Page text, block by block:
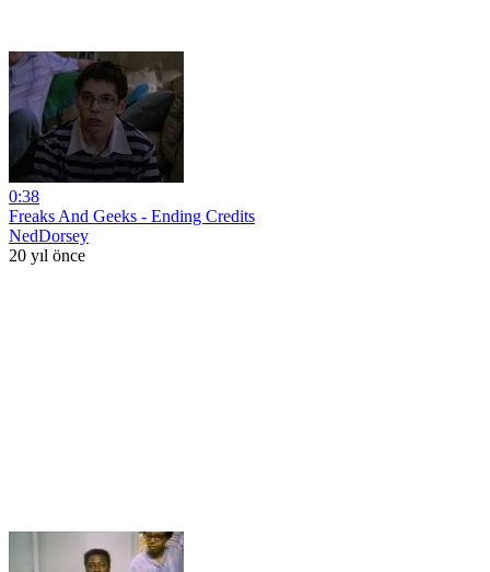
0:38
Freaks And Geeks - Ending Credits
NedDorsey
20 yıl önce